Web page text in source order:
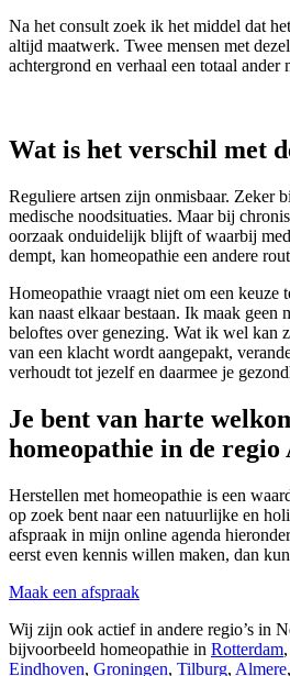
Na het consult zoek ik het middel dat
altijd maatwerk. Twee mensen met
achtergrond en verhaal een totaal ander
Wat is het verschil met
Reguliere artsen zijn onmisbaar. Zeker
medische noodsituaties. Maar bij
oorzaak onduidelijk blijft of waarbij
dempt, kan homeopathie een andere
Homeopathie vraagt niet om een keuze
kan naast elkaar bestaan. Ik maak geen
beloftes over genezing. Wat ik wel kan
van een klacht wordt aangepakt,
verhoudt tot jezelf en daarmee je
Je bent van harte
homeopathie in de regio
Herstellen met homeopathie is een
op zoek bent naar een natuurlijke en
afspraak in mijn online agenda
eerst even kennis willen maken, dan
Maak een afspraak
Wij zijn ook actief in andere regio’s in
bijvoorbeeld homeopathie in Rotterdam,
Eindhoven, Groningen, Tilburg, Almere,